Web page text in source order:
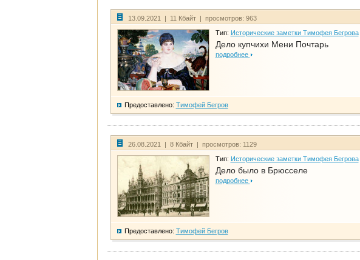
13.09.2021 | 11 Кбайт | просмотров: 963
Тип: Исторические заметки Тимофея Бегрова
Дело купчихи Мени Почтарь
подробнее
Предоставлено: Тимофей Бегров
26.08.2021 | 8 Кбайт | просмотров: 1129
Тип: Исторические заметки Тимофея Бегрова
Дело было в Брюсселе
подробнее
Предоставлено: Тимофей Бегров